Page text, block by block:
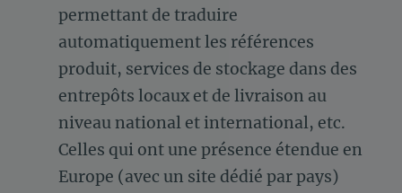
permettant de traduire
automatiquement les références
produit, services de stockage dans des
entrepôts locaux et de livraison au
niveau national et international, etc.
Celles qui ont une présence étendue en
Europe (avec un site dédié par pays)